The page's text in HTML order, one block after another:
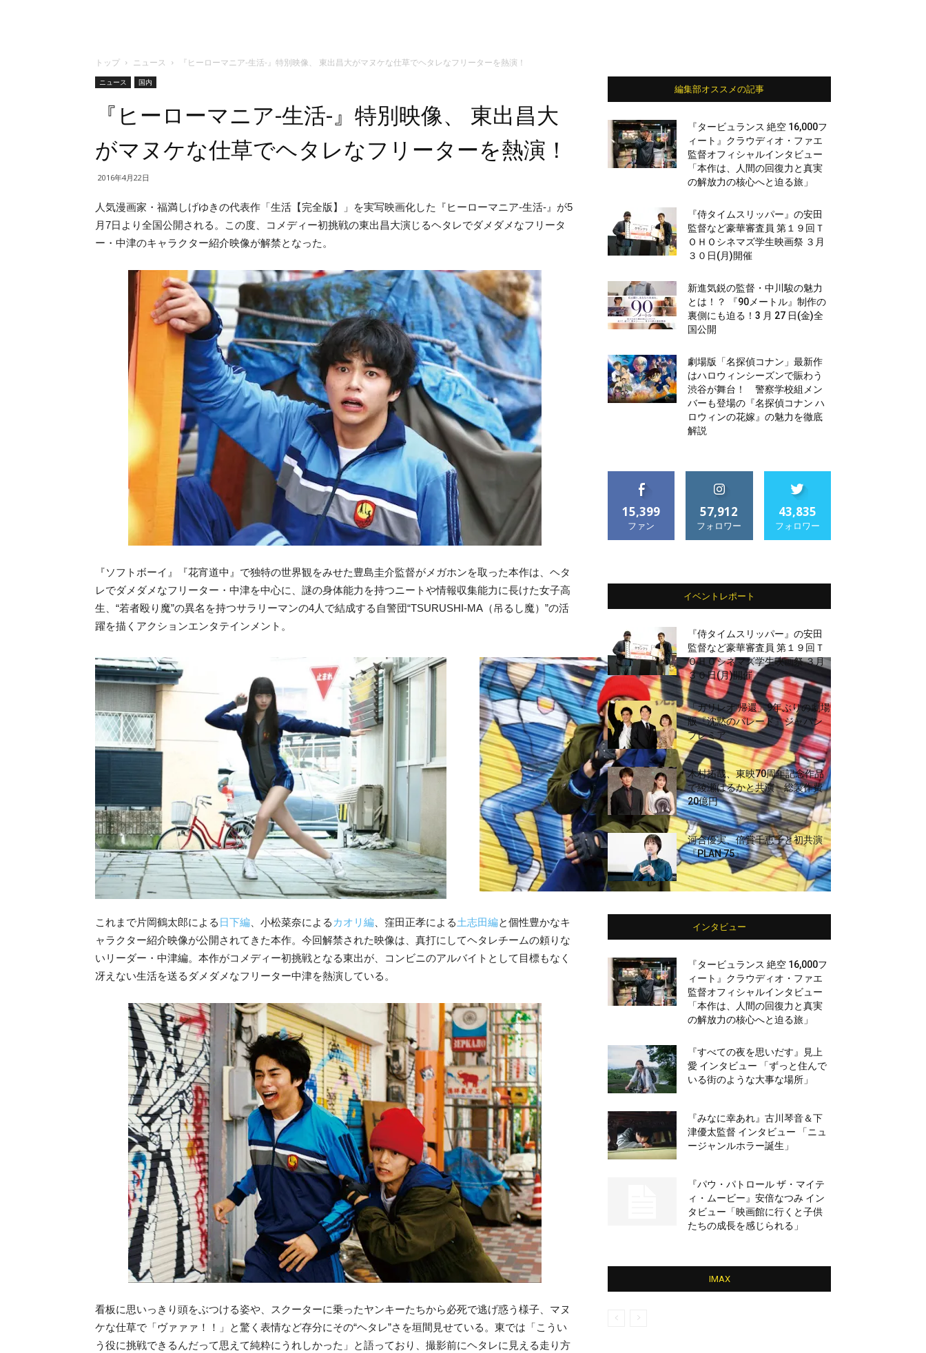
トップ ニュース 『ヒーローマニア-生活-』特別映像、 東出昌大がマヌケな仕草でヘタレなフリーターを熱演！
ニュース 国内
『ヒーローマニア-生活-』特別映像、 東出昌大
がマヌケな仕草でヘタレなフリーターを熱演！
2016年4月22日
人気漫画家・福満しげゆきの代表作「生活【完全版】」を実写映画化した『ヒーローマニア-生活-』が5
月7日より全国公開される。この度、コメディー初挑戦の東出昌大演じるヘタレでダメダメなフリータ
ー・中津のキャラクター紹介映像が解禁となった。
『ソフトボーイ』『花宵道中』で独特の世界観をみせた豊島圭介監督がメガホンを取った本作は、ヘタ
レでダメダメなフリーター・中津を中心に、謎の身体能力を持つニートや情報収集能力に長けた女子高
生、“若者殴り魔”の異名を持つサラリーマンの4人で結成する自警団“TSURUSHI-MA（吊るし魔）”の活
躍を描くアクションエンタテインメント。
これまで片岡鶴太郎による 日下編 、小松菜奈による カオリ編 、窪田正孝による土志田編と個性豊かなキ
ャラクター紹介映像が公開されてきた本作。今回解禁された映像は、真打にしてヘタレチームの頼りな
いリーダー・中津編。本作がコメディー初挑戦となる東出が、コンビニのアルバイトとして目標もなく
冴えない生活を送るダメダメなフリーター中津を熱演している。
看板に思いっきり頭をぶつける姿や、スクーターに乗ったヤンキーたちから必死で逃げ惑う様子、マヌ
ケな仕草で「ヴァァァ！！」と驚く表情など存分にその“ヘタレ”さを垣間見せている。東では「こうい
う役に挑戦できるんだって思えて純粋にうれしかった」と語っており、撮影前にヘタレに見える走り方
編集部オススメの記事
『タービュランス 絶空 16,000フ
ィート』クラウディオ・ファエ
監督オフィシャルインタビュー
「本作は、人間の回復力と真実
の解放力の核心へと迫る旅」
『侍タイムスリッパー』の安田
監督など豪華審査員 第１９回Ｔ
ＯＨＯシネマズ学生映画祭 ３月
３０日(月)開催
新進気鋭の監督・中川駿の魅力
とは！？ 『90メートル』制作の
裏側にも迫る！3 月 27 日(金)全
国公開
劇場版「名探偵コナン」最新作
はハロウィンシーズンで賑わう
渋谷が舞台！ 警察学校組メン
バーも登場の『名探偵コナン ハ
ロウィンの花嫁』の魅力を徹底
解説
15,399
ファン
57,912
フォロワー
43,835
フォロワー
イベントレポート
『侍タイムスリッパー』の安田
監督など豪華審査員 第１９回Ｔ
ＯＨＯシネマズ学生映画祭 ３月
３０日(月)開催
「ガリレオ 帰還」9年ぶりの劇場
版『沈黙のパレード』ジャパン
プレミア
木村拓哉、東映70周年記念作品
で綾瀬はるかと共演 総製作費
20億円
河合優実、倍賞千恵子と初共演
『PLAN 75』
インタビュー
『タービュランス 絶空 16,000フ
ィート』クラウディオ・ファエ
監督オフィシャルインタビュー
「本作は、人間の回復力と真実
の解放力の核心へと迫る旅」
『すべての夜を思いだす』見上
愛 インタビュー 「ずっと住んで
いる街のような大事な場所」
『みなに幸あれ』古川琴音＆下
津優太監督 インタビュー 「ニュ
ージャンルホラー誕生」
『パウ・パトロール ザ・マイテ
ィ・ムービー』安倍なつみ イン
タビュー「映画館に行くと子供
たちの成長を感じられる」
IMAX